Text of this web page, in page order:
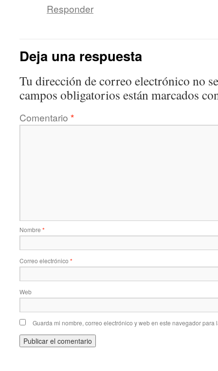
Responder
Deja una respuesta
Tu dirección de correo electrónico no
campos obligatorios están marcados
Comentario *
Nombre *
Correo electrónico *
Web
Guarda mi nombre, correo electrónico y web en este navegador para